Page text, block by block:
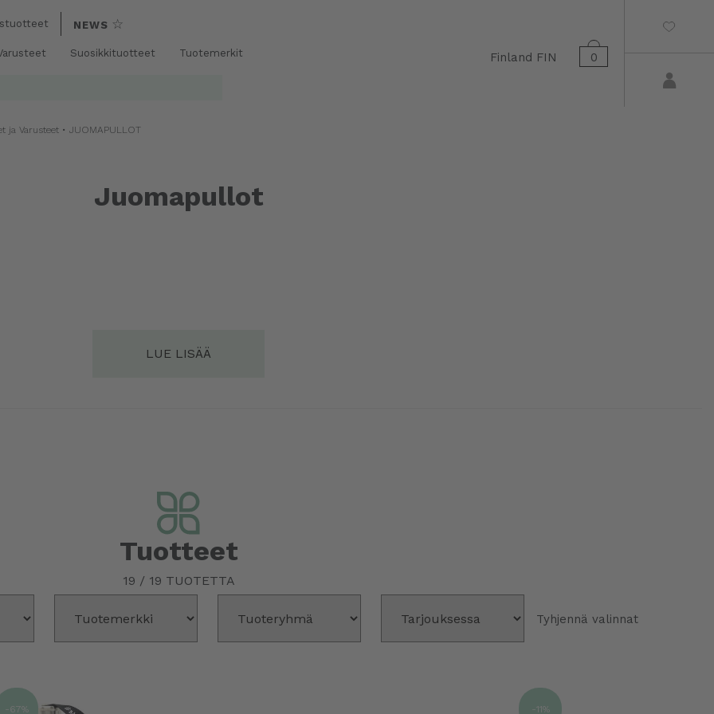
NEWS ☆
Suosikkituotteet Tuotemerkit 0
Finland FIN
ja Varusteet • JUOMAPULLOT
Juomapullot
LUE LISÄÄ
Tuotteet
19 / 19 TUOTETTA
Tyhjennä valinnat
-67% -11%